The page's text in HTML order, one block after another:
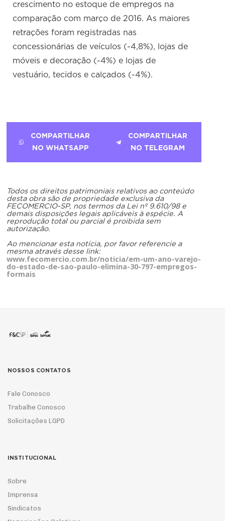
crescimento no estoque de empregos na
comparação com março de 2016. As maiores
retrações foram registradas nas
concessionárias de veículos (-4,8%), lojas de
móveis e decoração (-4%) e lojas de
vestuário, tecidos e calçados (-4%).
COMPARTILHAR
NO WHATSAPP
COMPARTILHAR
NO TELEGRAM
Todos os direitos patrimoniais relativos ao conteúdo
desta obra são de propriedade exclusiva da
FECOMERCIO-SP, nos termos da Lei nº 9.610/98 e
demais disposições legais aplicáveis à espécie. A
reprodução total ou parcial é proibida sem
autorização.
Ao mencionar esta notícia, por favor referencie a
mesma através desse link:
www.fecomercio.com.br/noticia/em-um-ano-varejo-
do-estado-de-sao-paulo-elimina-30-797-empregos-
formais
NOSSOS CONTATOS
Fale Conosco
Trabalhe Conosco
Solicitações LGPD
INSTITUCIONAL
Sobre
Imprensa
Sindicatos